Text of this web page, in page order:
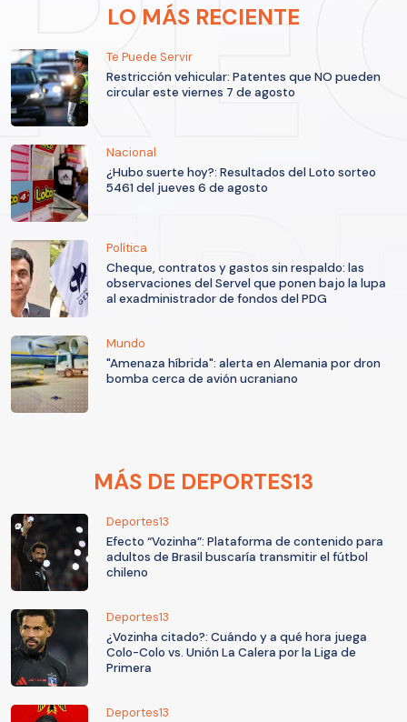
LO MÁS RECIENTE
Te Puede Servir
Restricción vehicular: Patentes que NO pueden
circular este viernes 7 de agosto
Nacional
¿Hubo suerte hoy?: Resultados del Loto sorteo
5461 del jueves 6 de agosto
Política
Cheque, contratos y gastos sin respaldo: las
observaciones del Servel que ponen bajo la lupa
al exadministrador de fondos del PDG
Mundo
"Amenaza híbrida": alerta en Alemania por dron
bomba cerca de avión ucraniano
MÁS DE DEPORTES13
Deportes13
Efecto “Vozinha”: Plataforma de contenido para
adultos de Brasil buscaría transmitir el fútbol
chileno
Deportes13
¿Vozinha citado?: Cuándo y a qué hora juega
Colo-Colo vs. Unión La Calera por la Liga de
Primera
Deportes13